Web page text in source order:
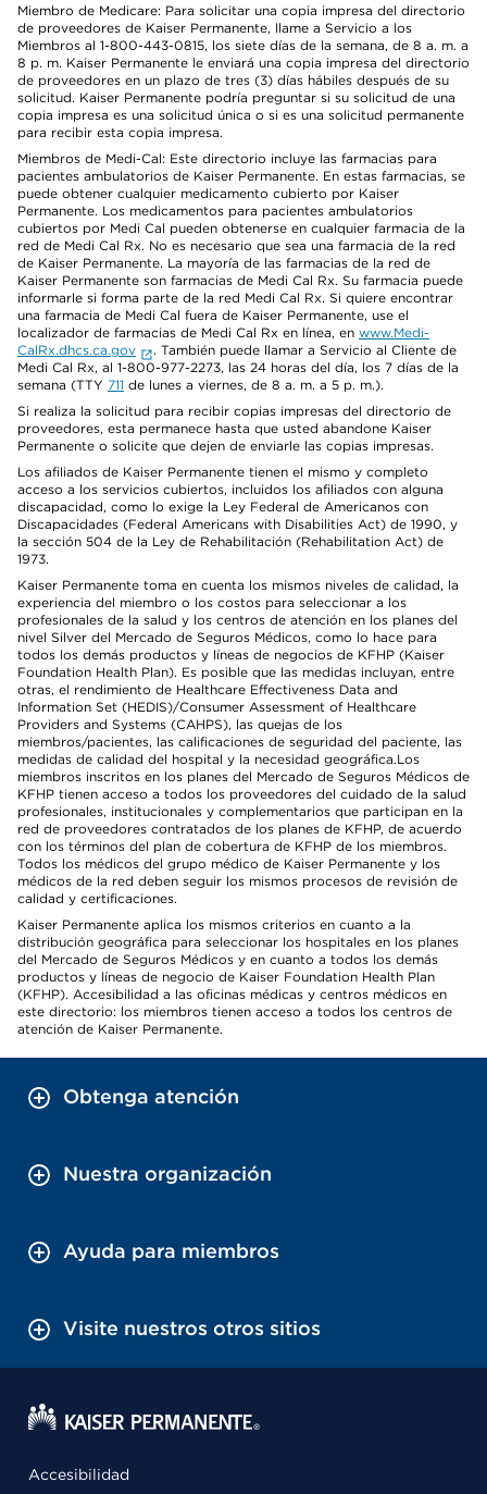
Miembro de Medicare: Para solicitar una copia impresa del directorio
de proveedores de Kaiser Permanente, llame a Servicio a los
Miembros al 1-800-443-0815, los siete días de la semana, de 8 a. m. a
8 p. m. Kaiser Permanente le enviará una copia impresa del directorio
de proveedores en un plazo de tres (3) días hábiles después de su
solicitud. Kaiser Permanente podría preguntar si su solicitud de una
copia impresa es una solicitud única o si es una solicitud permanente
para recibir esta copia impresa.
Miembros de Medi-Cal: Este directorio incluye las farmacias para
pacientes ambulatorios de Kaiser Permanente. En estas farmacias, se
puede obtener cualquier medicamento cubierto por Kaiser
Permanente. Los medicamentos para pacientes ambulatorios
cubiertos por Medi Cal pueden obtenerse en cualquier farmacia de la
red de Medi Cal Rx. No es necesario que sea una farmacia de la red
de Kaiser Permanente. La mayoría de las farmacias de la red de
Kaiser Permanente son farmacias de Medi Cal Rx. Su farmacia puede
informarle si forma parte de la red Medi Cal Rx. Si quiere encontrar
una farmacia de Medi Cal fuera de Kaiser Permanente, use el
localizador de farmacias de Medi Cal Rx en línea, en www.Medi-
CalRx.dhcs.ca.gov
. También puede llamar a Servicio al Cliente de
Medi Cal Rx, al 1-800-977-2273, las 24 horas del día, los 7 días de la
semana (TTY 711 de lunes a viernes, de 8 a. m. a 5 p. m.).
Si realiza la solicitud para recibir copias impresas del directorio de
proveedores, esta permanece hasta que usted abandone Kaiser
Permanente o solicite que dejen de enviarle las copias impresas.
Los afiliados de Kaiser Permanente tienen el mismo y completo
acceso a los servicios cubiertos, incluidos los afiliados con alguna
discapacidad, como lo exige la Ley Federal de Americanos con
Discapacidades (Federal Americans with Disabilities Act) de 1990, y
la sección 504 de la Ley de Rehabilitación (Rehabilitation Act) de
1973.
Kaiser Permanente toma en cuenta los mismos niveles de calidad, la
experiencia del miembro o los costos para seleccionar a los
profesionales de la salud y los centros de atención en los planes del
nivel Silver del Mercado de Seguros Médicos, como lo hace para
todos los demás productos y líneas de negocios de KFHP (Kaiser
Foundation Health Plan). Es posible que las medidas incluyan, entre
otras, el rendimiento de Healthcare Effectiveness Data and
Information Set (HEDIS)/Consumer Assessment of Healthcare
Providers and Systems (CAHPS), las quejas de los
miembros/pacientes, las calificaciones de seguridad del paciente, las
medidas de calidad del hospital y la necesidad geográfica.Los
miembros inscritos en los planes del Mercado de Seguros Médicos de
KFHP tienen acceso a todos los proveedores del cuidado de la salud
profesionales, institucionales y complementarios que participan en la
red de proveedores contratados de los planes de KFHP, de acuerdo
con los términos del plan de cobertura de KFHP de los miembros.
Todos los médicos del grupo médico de Kaiser Permanente y los
médicos de la red deben seguir los mismos procesos de revisión de
calidad y certificaciones.
Kaiser Permanente aplica los mismos criterios en cuanto a la
distribución geográfica para seleccionar los hospitales en los planes
del Mercado de Seguros Médicos y en cuanto a todos los demás
productos y líneas de negocio de Kaiser Foundation Health Plan
(KFHP). Accesibilidad a las oficinas médicas y centros médicos en
este directorio: los miembros tienen acceso a todos los centros de
atención de Kaiser Permanente.
Obtenga atención
Nuestra organización
Ayuda para miembros
Visite nuestros otros sitios
Accesibilidad